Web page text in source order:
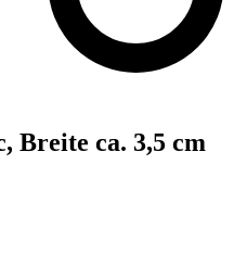
Breite ca. 3,5 cm